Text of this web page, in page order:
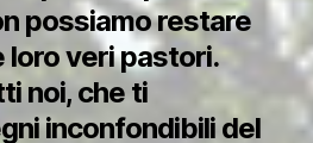
possiamo restare
loro veri pastori.
noi, che ti
inconfondibili del